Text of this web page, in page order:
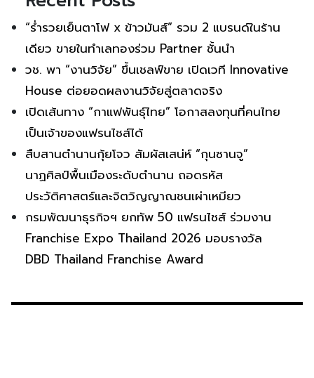
“ร่ำรวยเย็นตาโฟ x ข้าวมันส์” รวม 2 แบรนด์ในร้าน
เดียว ขายในทำเลทองร่วม Partner ชั้นนำ
วช. พา “งานวิจัย” ขึ้นเชลฟ์ขาย เปิดเวที Innovative
House ต่อยอดผลงานวิจัยสู่ตลาดจริง
เปิดเส้นทาง “กาแฟพันธุ์ไทย” โอกาสลงทุนที่คนไทย
เป็นเจ้าของแฟรนไชส์ได้
สืบสานตำนานกุ้ยโจว สัมผัสเสน่ห์ “กุนซานจู”
นาฏศิลป์พื้นเมืองระดับตำนาน ถอดรหัส
ประวัติศาสตร์และจิตวิญญาณชนเผ่าเหมียว
กรมพัฒนาธุรกิจฯ ยกทัพ 50 แฟรนไชส์ ร่วมงาน
Franchise Expo Thailand 2026 มอบรางวัล
DBD Thailand Franchise Award